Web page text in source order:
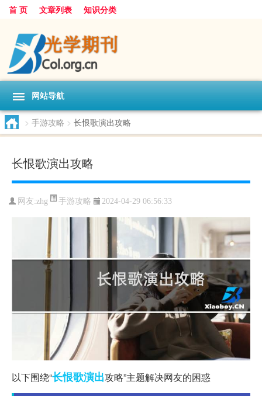
首 页 文章列表 知识分类
网站导航
> 手游攻略 > 长恨歌演出攻略
长恨歌演出攻略
网友:zhg 手游攻略 2024-04-29 06:56:33
以下围绕“长恨歌演出攻略”主题解决网友的困惑